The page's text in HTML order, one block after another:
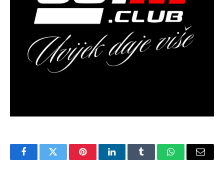
FacebookTwitter PinterestLinkedInTumblr WhatsAppEmail